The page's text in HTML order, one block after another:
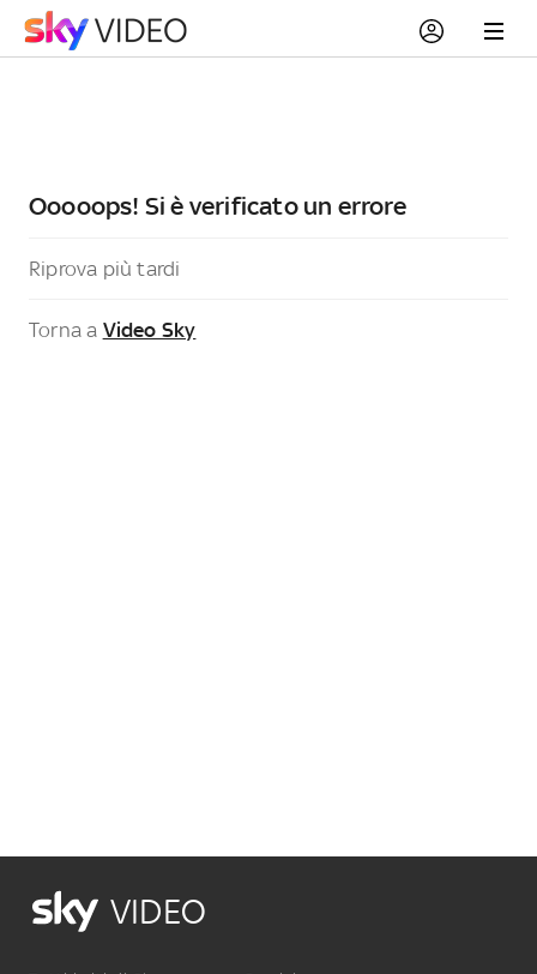
Ooooops! Si è verificato un errore
Riprova più tardi
Torna a Video Sky
VIDEO